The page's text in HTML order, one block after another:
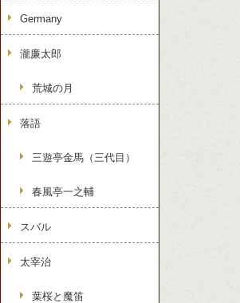
Germany
瀧廉太郎
荒城の月
落語
三遊亭金馬（三代目）
春風亭一之輔
スバル
太宰治
葉桜と魔笛